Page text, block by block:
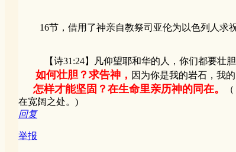
16节，借用了神亲自教祭司亚伦为以色列人求祝
【诗31:24】凡仰望耶和华的人，你们都要壮胆
如何壮胆？求告神， 因为你是我的岩石，我
怎样才能坚固？在生命里亲历神的同在。
在宽阔之处。)
回复
举报